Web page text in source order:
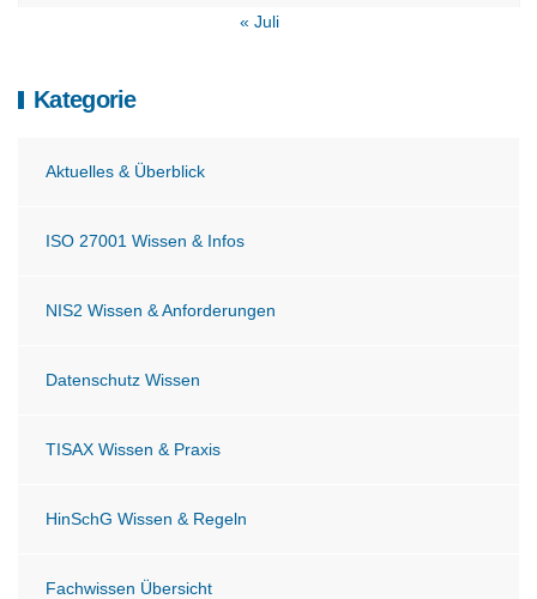
« Juli
Kategorie
Aktuelles & Überblick
ISO 27001 Wissen & Infos
NIS2 Wissen & Anforderungen
Datenschutz Wissen
TISAX Wissen & Praxis
HinSchG Wissen & Regeln
Fachwissen Übersicht